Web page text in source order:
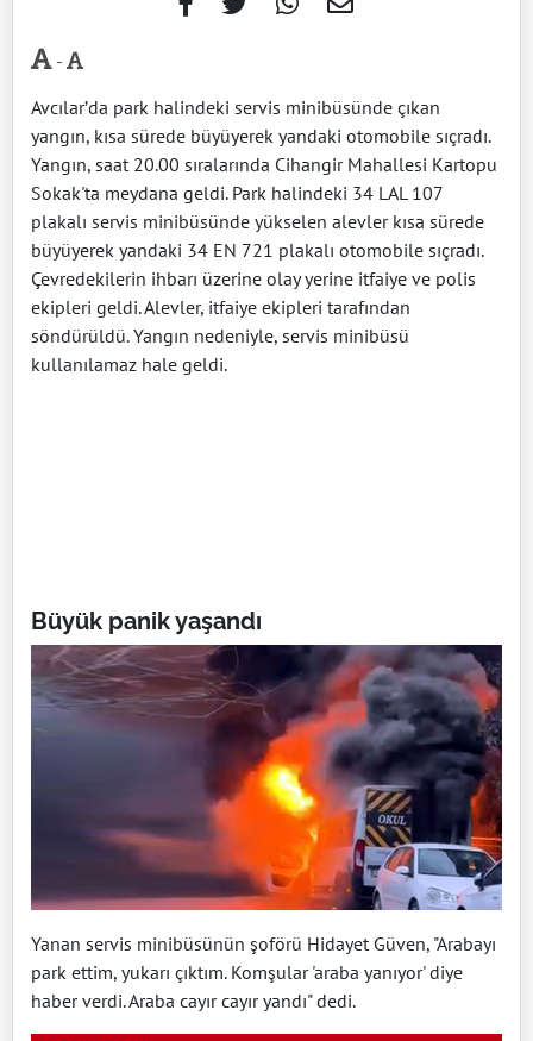
-
Avcılar’da park halindeki servis minibüsünde çıkan
yangın, kısa sürede büyüyerek yandaki otomobile sıçradı.
Yangın, saat 20.00 sıralarında Cihangir Mahallesi Kartopu
Sokak'ta meydana geldi. Park halindeki 34 LAL 107
plakalı servis minibüsünde yükselen alevler kısa sürede
büyüyerek yandaki 34 EN 721 plakalı otomobile sıçradı.
Çevredekilerin ihbarı üzerine olay yerine itfaiye ve polis
ekipleri geldi. Alevler, itfaiye ekipleri tarafından
söndürüldü. Yangın nedeniyle, servis minibüsü
kullanılamaz hale geldi.
Büyük panik yaşandı
Yanan servis minibüsünün şoförü Hidayet Güven, "Arabayı
park ettim, yukarı çıktım. Komşular 'araba yanıyor' diye
haber verdi. Araba cayır cayır yandı" dedi.